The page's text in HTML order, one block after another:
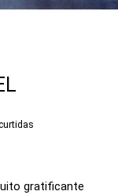
gratificante